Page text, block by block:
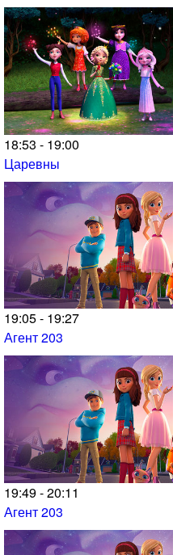
18:53 - 19:00
Царевны
19:05 - 19:27
Агент 203
19:49 - 20:11
Агент 203